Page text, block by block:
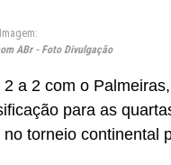
ABr - Foto Divulgação
a 2 com o
para as
torneio continental